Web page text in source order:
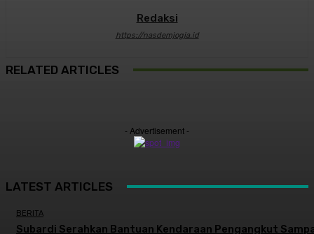
Redaksi
https://nasdemjogja.id
RELATED ARTICLES
- Advertisement -
LATEST ARTICLES
BERITA
Subardi Serahkan Bantuan Kendaraan Pengangkut